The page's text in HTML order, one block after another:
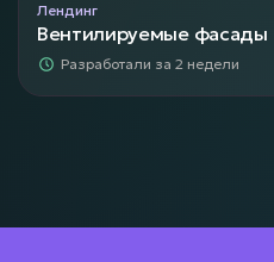
Лендинг
Вентилируемые фасады
Разработали за 2 недели